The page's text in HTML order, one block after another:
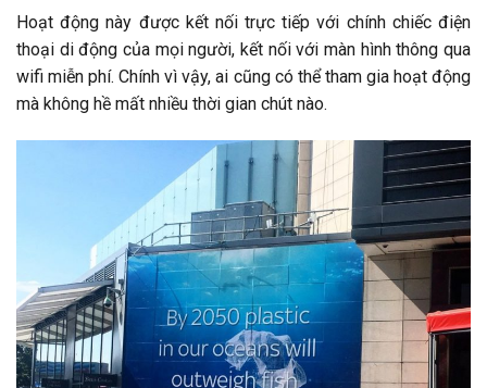
Hoạt động này được kết nối trực tiếp với chính chiếc điện
thoại di động của mọi người, kết nối với màn hình thông qua
wifi miễn phí. Chính vì vậy, ai cũng có thể tham gia hoạt động
mà không hề mất nhiều thời gian chút nào.